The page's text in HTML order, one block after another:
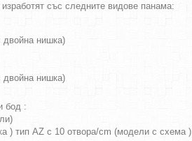
със следните видове панама:
двойна нишка)
двойна нишка)
бод :
) тип AZ с 10 отвора/cm (модели с схема )